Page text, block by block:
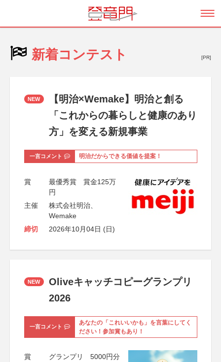
新着コンテスト [PR]
NEW
【明治×Wemake】明治と創る
「これからの暮らしと健康のあり
方」を変える新規事業
一言コメント 明治だからできる価値を提案！
賞
最優秀賞 賞金125万
円
主催
株式会社明治、
Wemake
締切
2026年10月04日 (日)
NEW
Oliveキャッチコピーグランプリ
2026
一言コメント
あなたの「これいいかも」を言葉にしてく
ださい！参加賞もあり！
賞
グランプリ 5000円分